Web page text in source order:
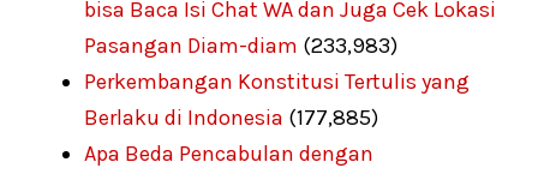
bisa Baca Isi Chat WA dan Juga Cek Lokasi
Pasangan Diam-diam (233,983)
Perkembangan Konstitusi Tertulis yang
Berlaku di Indonesia (177,885)
Apa Beda Pencabulan dengan